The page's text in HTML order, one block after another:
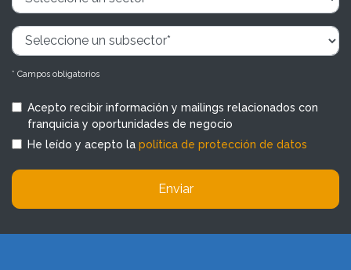
* Campos obligatorios
Acepto recibir información y mailings relacionados con
franquicia y oportunidades de negocio
He leído y acepto la política de protección de datos
Enviar